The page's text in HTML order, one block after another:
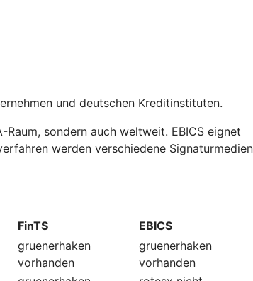
und deutschen Kreditinstituten.
sondern auch weltweit. EBICS eignet
werden verschiedene Signaturmedien
FinTS
EBICS
gruenerhaken
vorhanden
gruenerhaken
vorhanden